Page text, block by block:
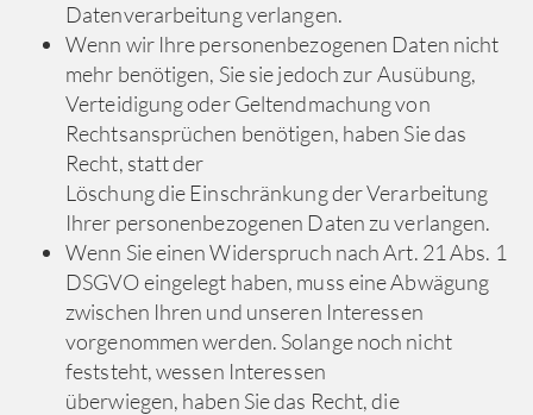
Datenverarbeitung verlangen.
Wenn wir Ihre personenbezogenen Daten nicht
mehr benötigen, Sie sie jedoch zur Ausübung,
Verteidigung oder Geltendmachung von
Rechtsansprüchen benötigen, haben Sie das
Recht, statt der
Löschung die Einschränkung der Verarbeitung
Ihrer personenbezogenen Daten zu verlangen.
Wenn Sie einen Widerspruch nach Art. 21 Abs. 1
DSGVO eingelegt haben, muss eine Abwägung
zwischen Ihren und unseren Interessen
vorgenommen werden. Solange noch nicht
feststeht, wessen Interessen
überwiegen, haben Sie das Recht, die